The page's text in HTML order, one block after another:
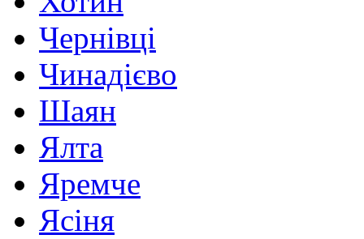
Чернівці
Чинадієво
Шаян
Ялта
Яремче
Ясіня